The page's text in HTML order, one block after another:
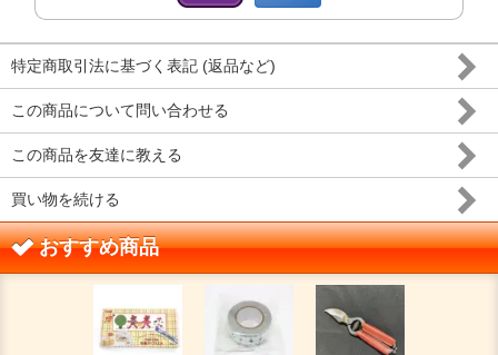
特定商取引法に基づく表記 (返品など)
この商品について問い合わせる
この商品を友達に教える
買い物を続ける
おすすめ商品